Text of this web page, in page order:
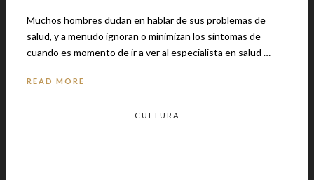
Muchos hombres dudan en hablar de sus problemas de
salud, y a menudo ignoran o minimizan los síntomas de
cuando es momento de ir a ver al especialista en salud …
READ MORE
CULTURA